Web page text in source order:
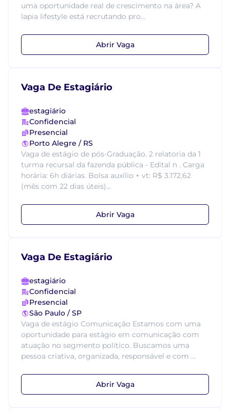
uma oportunidade real de crescimento na área? A
lapia lifestyle está recrutando pro...
Abrir Vaga
Vaga De Estagiário
estagiário
Confidencial
Presencial
Porto Alegre / RS
Vaga de estágio de pós-Graduação. 2 relatoria da 1
turma recursal da fazenda pública - Edital n . Carga
horária: 6h diárias. Bolsa auxílio + vt: R$ 3.172,62
(mês com 22 dias úteis)...
Abrir Vaga
Vaga De Estagiário
estagiário
Confidencial
Presencial
São Paulo / SP
Vaga de estágio Comunicação Estamos com uma
oportunidade para estágio em comunicação com
atuação no segmento político. Buscamos uma
pessoa criativa, organizada, responsável e com ...
Abrir Vaga